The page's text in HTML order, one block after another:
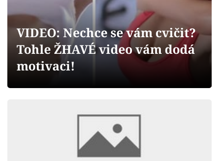
Videa
Sledujte prima+
VIDEO: Nechce se vám cvičit?
Tohle ŽHAVÉ video vám dodá
motivaci!